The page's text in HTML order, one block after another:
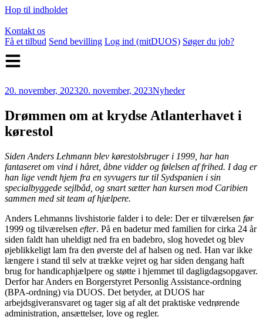
Hop til indholdet
Kontakt os
Få et tilbud Send bevilling Log ind (mitDUOS) Søger du job?
20. november, 202320. november, 2023Nyheder
Drømmen om at krydse Atlanterhavet i
kørestol
Siden Anders Lehmann blev kørestolsbruger i 1999, har han
fantaseret om vind i håret, åbne vidder og følelsen af frihed. I dag er
han lige vendt hjem fra en syvugers tur til Sydspanien i sin
specialbyggede sejlbåd, og snart sætter han kursen mod Caribien
sammen med sit team af hjælpere.
Anders Lehmanns livshistorie falder i to dele: Der er tilværelsen før
1999 og tilværelsen efter. På en badetur med familien for cirka 24 år
siden faldt han uheldigt ned fra en badebro, slog hovedet og blev
øjeblikkeligt lam fra den øverste del af halsen og ned. Han var ikke
længere i stand til selv at trække vejret og har siden dengang haft
brug for handicaphjælpere og støtte i hjemmet til dagligdagsopgaver.
Derfor har Anders en Borgerstyret Personlig Assistance-ordning
(BPA-ordning) via DUOS. Det betyder, at DUOS har
arbejdsgiveransvaret og tager sig af alt det praktiske vedrørende
administration, ansættelser, love og regler.